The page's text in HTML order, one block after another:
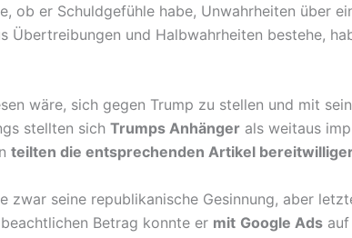
ob er Schuldgefühle habe, Unwahrheiten über
und Halbwahrheiten bestehe,
wäre, sich gegen Trump zu stellen und mit
stellten sich Trumps Anhänger als weitaus
teilten die entsprechenden Artikel
seine republikanische Gesinnung, aber
Betrag konnte er mit Google Ads